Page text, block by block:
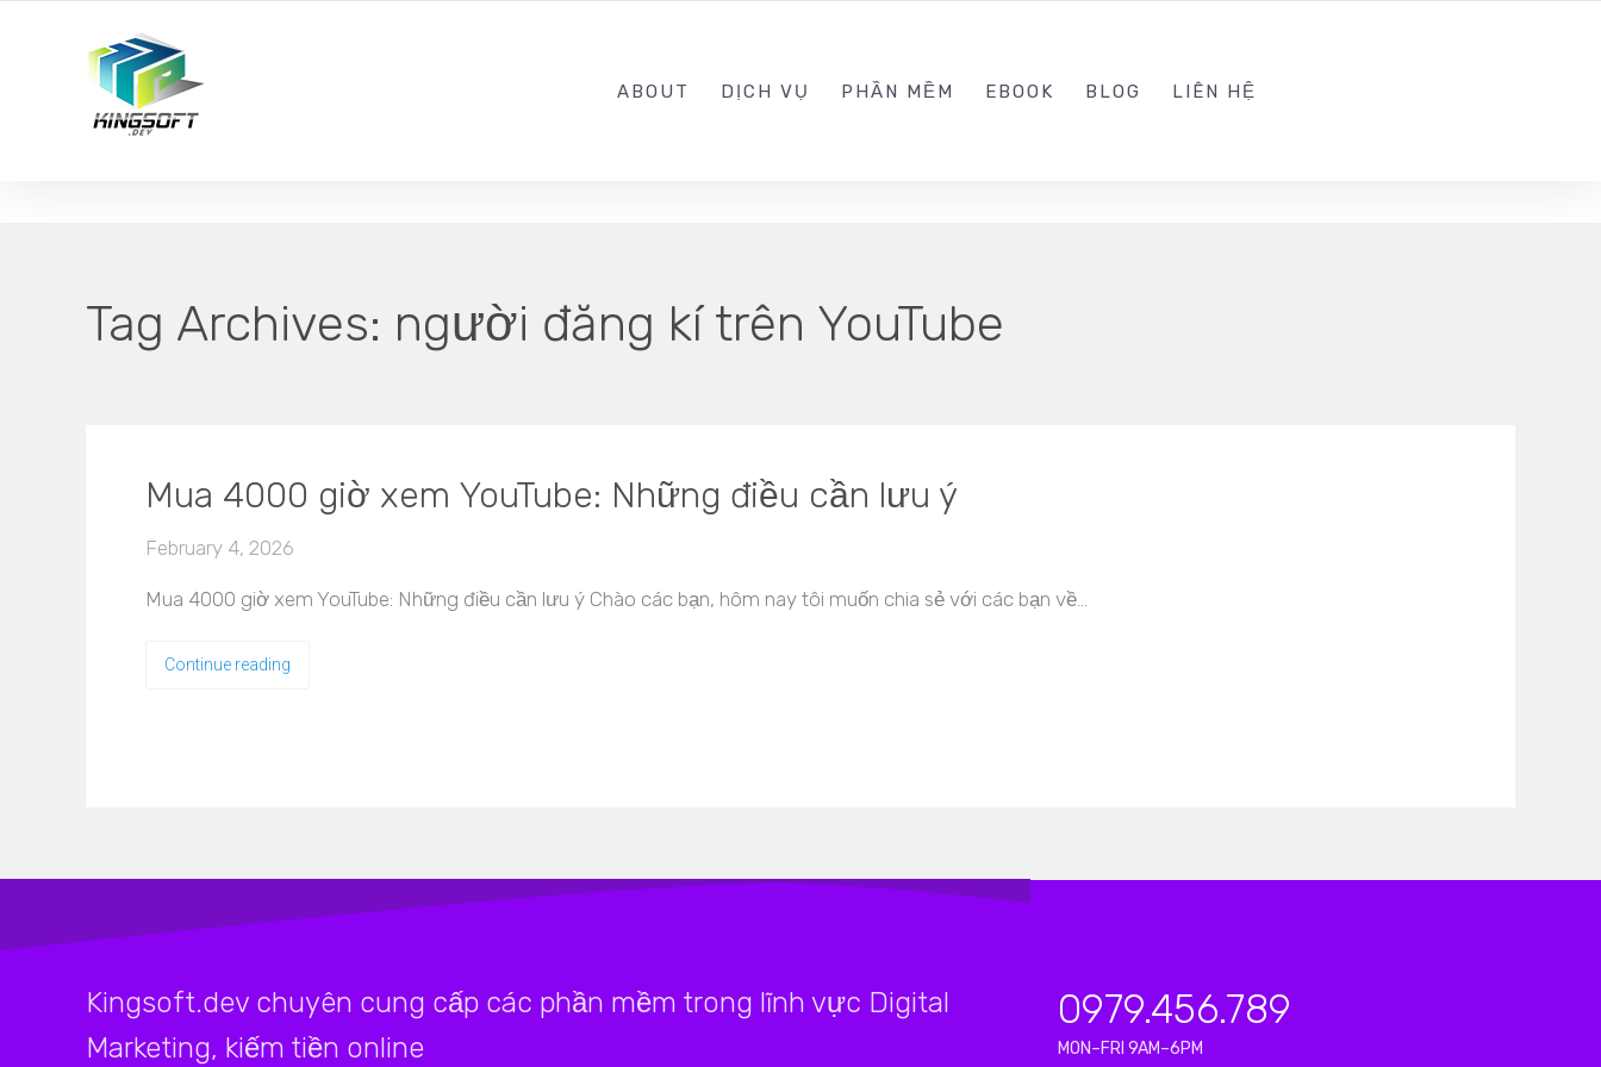
ABOUT DỊCH VỤ PHẦN MỀM EBOOK BLOG LIÊN HỆ
Tag Archives: người đăng kí trên YouTube
Mua 4000 giờ xem YouTube: Những điều cần lưu ý
February 4, 2026
Mua 4000 giờ xem YouTube: Những điều cần lưu ý Chào các bạn, hôm nay tôi muốn chia sẻ với các bạn về…
Continue reading
Kingsoft.dev chuyên cung cấp các phần mềm trong lĩnh vực Digital
Marketing, kiếm tiền online
0979.456.789
MON–FRI 9AM–6PM